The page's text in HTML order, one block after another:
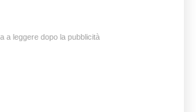
a leggere dopo la pubblicità